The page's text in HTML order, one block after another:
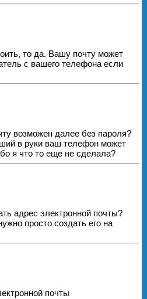
то да. Вашу почту может
с вашего телефона если
возможен далее без пароля?
в руки ваш телефон может
я что то еще не сделала?
адрес электронной почты?
просто создать его на
почты